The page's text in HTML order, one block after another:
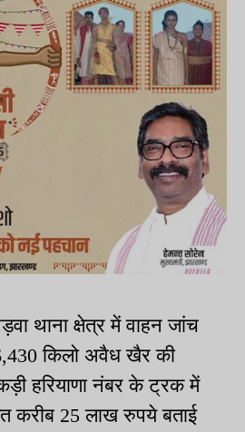
थाना क्षेत्र में वाहन जांच
किलो अवैध खैर की
हरियाणा नंबर के ट्रक में
करीब 25 लाख रुपये बताई